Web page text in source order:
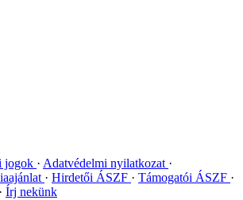
jogok
Adatvédelmi nyilatkozat
Hirdetői ÁSZF
Támogatói ÁSZF
Írj nekünk